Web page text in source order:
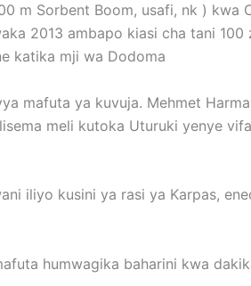
m Sorbent Boom, usafi, nk ) kwa
2013 ambapo kiasi cha tani 100
katika mji wa Dodoma
mafuta ya kuvuja. Mehmet
meli kutoka Uturuki yenye
iliyo kusini ya rasi ya Karpas,
humwagika baharini kwa